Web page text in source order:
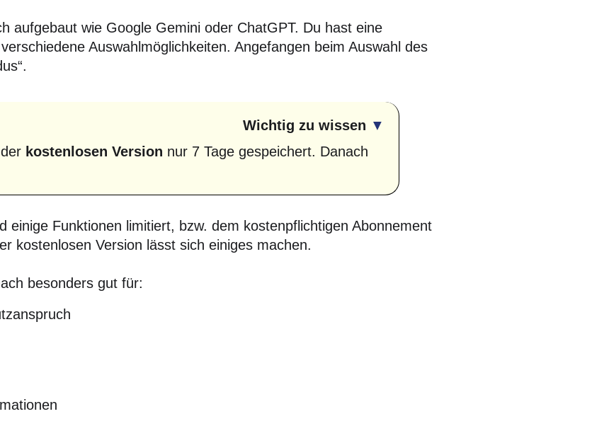
aufgebaut wie Google Gemini oder ChatGPT. Du hast eine
Auswahlmöglichkeiten. Angefangen beim Auswahl des
Wichtig zu wissen ▼
kostenlosen Version nur 7 Tage gespeichert. Danach
einige Funktionen limitiert, bzw. dem kostenpflichtigen Abonnement
kostenlosen Version lässt sich einiges machen.
besonders gut für: